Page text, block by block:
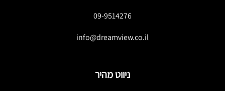
09-9514276
info@dreamview.co.il
ניווט מהיר